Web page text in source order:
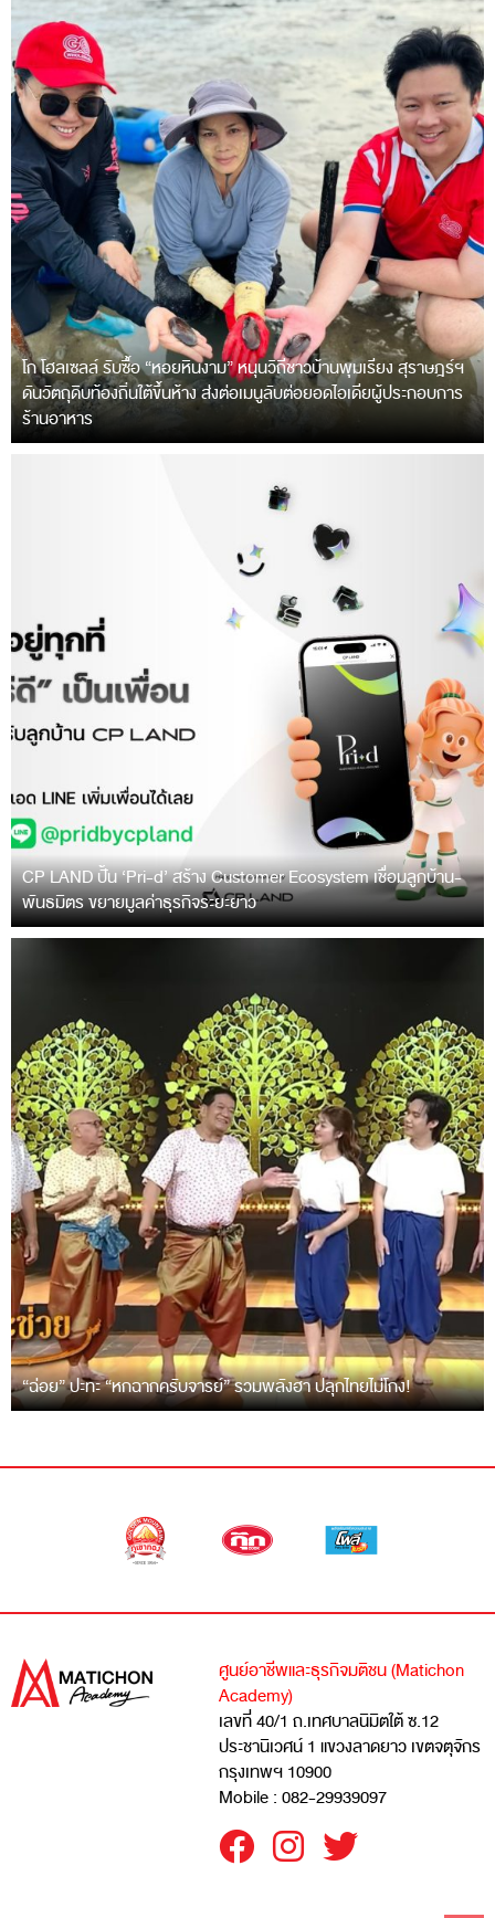
โก โฮลเซลล์ รับซื้อ “หอยหินงาม” หนุนวิถีชาวบ้านพุมเรียง สุราษฎร์ฯ
ดันวัตถุดิบท้องถิ่นใต้ขึ้นห้าง ส่งต่อเมนูลับต่อยอดไอเดียผู้ประกอบการ
ร้านอาหาร
CP LAND ปั้น ‘Pri-d’ สร้าง Customer Ecosystem เชื่อมลูกบ้าน-
พันธมิตร ขยายมูลค่าธุรกิจระยะยาว
“ฉ่อย” ปะทะ “หกฉากครับจารย์” รวมพลังฮา ปลุกไทยไม่โกง!
ศูนย์อาชีพและธุรกิจมติชน (Matichon
Academy)
เลขที่ 40/1 ถ.เทศบาลนิมิตใต้ ซ.12
ประชานิเวศน์ 1 แขวงลาดยาว เขตจตุจักร
กรุงเทพฯ 10900
Mobile : 082-29939097